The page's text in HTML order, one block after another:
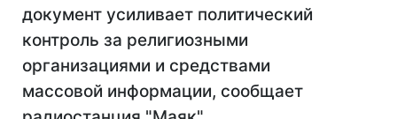
документ усиливает политический
контроль за религиозными
организациями и средствами
массовой информации, сообщает